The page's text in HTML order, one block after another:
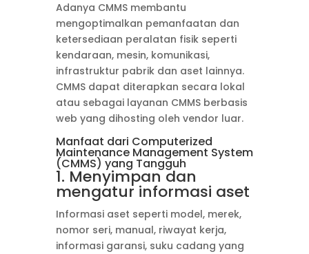
Adanya CMMS membantu
mengoptimalkan pemanfaatan dan
ketersediaan peralatan fisik seperti
kendaraan, mesin, komunikasi,
infrastruktur pabrik dan aset lainnya.
CMMS dapat diterapkan secara lokal
atau sebagai layanan CMMS berbasis
web yang dihosting oleh vendor luar.
Manfaat dari Computerized
Maintenance Management System
(CMMS) yang Tangguh
1. Menyimpan dan
mengatur informasi aset
Informasi aset seperti model, merek,
nomor seri, manual, riwayat kerja,
informasi garansi, suku cadang yang